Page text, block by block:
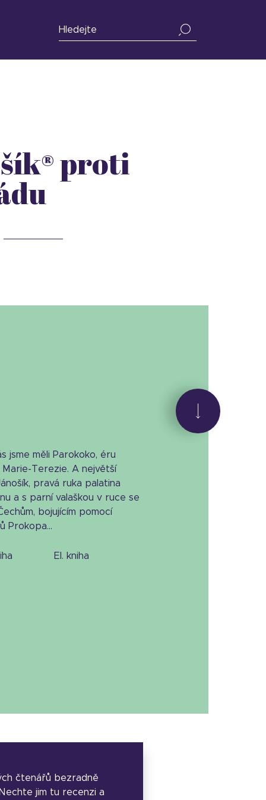
proti
jsme měli Parokoko, éru
Terezie. A největší
pravá ruka palatina
a s parní valaškou v ruce se
bojujícím pomocí
Prokopa...
el. kniha
čtenářů bezradně
jim tu recenzi a